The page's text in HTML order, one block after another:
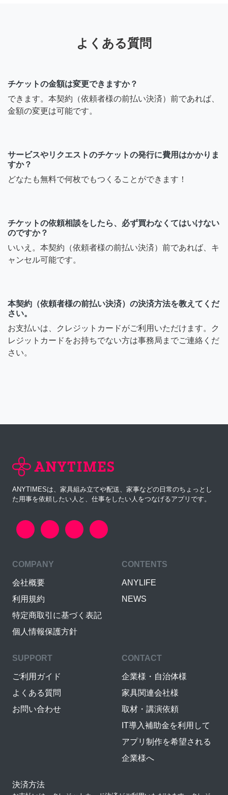
よくある質問
チケットの金額は変更できますか？
できます。本契約（依頼者様の前払い決済）前であれば、
金額の変更は可能です。
サービスやリクエストのチケットの発行に費用はかかりま
すか？
どなたも無料で何枚でもつくることができます！
チケットの依頼相談をしたら、必ず買わなくてはいけない
のですか？
いいえ。本契約（依頼者様の前払い決済）前であれば、キ
ャンセル可能です。
本契約（依頼者様の前払い決済）の決済方法を教えてくだ
さい。
お支払いは、クレジットカードがご利用いただけます。ク
レジットカードをお持ちでない方は事務局までご連絡くだ
さい。
ANYTIMESは、家具組み立てや配送、家事などの日常のちょっとし
た用事を依頼したい人と、仕事をしたい人をつなげるアプリです。
COMPANY
会社概要
利用規約
特定商取引に基づく表記
個人情報保護方針
CONTENTS
ANYLIFE
NEWS
SUPPORT
ご利用ガイド
よくある質問
お問い合わせ
CONTACT
企業様・自治体様
家具関連会社様
取材・講演依頼
IT導入補助金を利用して
アプリ制作を希望される
企業様へ
決済方法